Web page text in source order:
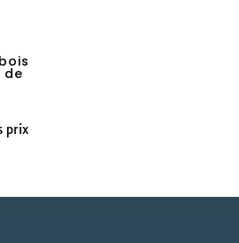
de
prix